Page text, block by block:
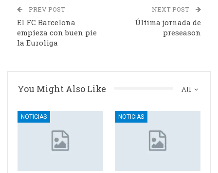
PREV POST
El FC Barcelona
empieza con buen pie
la Euroliga
NEXT POST
Última jornada de
preseason
All
You Might Also Like
NOTICIAS NOTICIAS